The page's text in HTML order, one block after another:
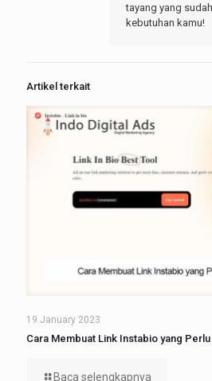
tayang yang
kebutuhan kamu!
Artikel terkait
19 January 2023
Cara Membuat Link Instabio yang
Baca selengkapnya